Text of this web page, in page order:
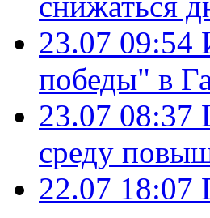
23.07 09:54
победы" в
23.07 08:37
среду
22.07 18:07